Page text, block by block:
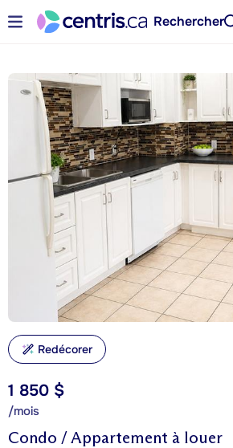
Rechercher
Condo / Appartement à louer
1 850 $
/mois
Redécorer